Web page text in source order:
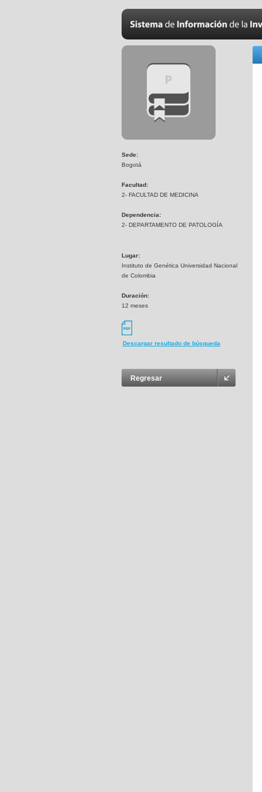
Sede:
Bogotá
Facultad:
2- FACULTAD DE MEDICINA
Dependencia:
2- DEPARTAMENTO DE PATOLOGÍA
Lugar:
Instituto de Genética Universidad Nacional
de Colombia
Duración:
12 meses
Descargar resultado de búsqueda
Regresar